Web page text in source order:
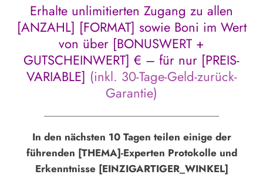
Erhalte unlimitierten Zugang zu allen
[ANZAHL] [FORMAT] sowie Boni im Wert
von über [BONUSWERT +
GUTSCHEINWERT] € – für nur [PREIS-
VARIABLE] (inkl. 30-Tage-Geld-zurück-
Garantie)
In den nächsten 10 Tagen teilen einige der
führenden [THEMA]-Experten Protokolle und
Erkenntnisse [EINZIGARTIGER_WINKEL]